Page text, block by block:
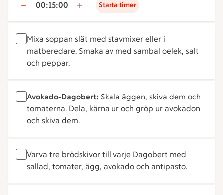
00:15:00 Starta timer
Mixa soppan slät med stavmixer eller i
matberedare. Smaka av med sambal oelek, salt
och peppar.
Avokado-Dagobert: Skala äggen, skiva dem och
tomaterna. Dela, kärna ur och gröp ur avokadon
och skiva dem.
Varva tre brödskivor till varje Dagobert med
sallad, tomater, ägg, avokado och antipasto.